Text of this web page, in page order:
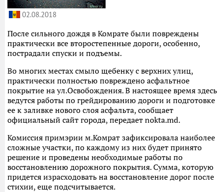
02.08.2018
После сильного дождя в Комрате были повреждены
практически все второстепенные дороги, особенно,
пострадали спуски и подъемы.
Во многих местах смыло щебенку с верхних улиц,
практически полностью повреждено асфальтное
покрытие на ул.Освобождения. В настоящее время здесь
ведутся работы по грейдированию дороги и подготовке
ее к заливке нового слоя асфальта, сообщает
официальный сайт города, передает nokta.md.
Комиссия примэрии м.Комрат зафиксировала наиболее
сложные участки, по каждому из них будет принято
решение и проведены необходимые работы по
восстановлению дорожного покрытия. Сумма, которую
придется израсходовать на восстановление дорог после
стихии, еще подсчитывается.